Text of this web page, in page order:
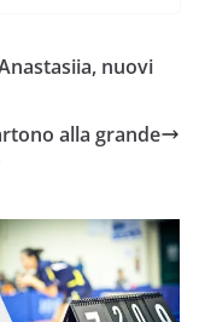
nuovi
alla grande